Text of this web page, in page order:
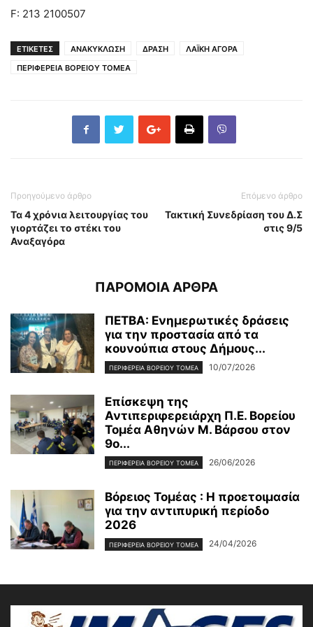
F: 213 2100507
ΕΤΙΚΕΤΕΣ ΑΝΑΚΥΚΛΩΣΗ ΔΡΑΣΗ
ΛΑΪΚΗ ΑΓΟΡΑ
ΠΕΡΙΦΕΡΕΙΑ ΒΟΡΕΙΟΥ ΤΟΜΕΑ
Προηγούμενο άρθρο
Τα 4 χρόνια λειτουργίας του
γιορτάζει το στέκι του
Αναξαγόρα
Επόμενο άρθρο
Τακτική Συνεδρίαση του Δ.Σ
στις 9/5
ΠΑΡΟΜΟΙΑ ΑΡΘΡΑ
ΠΕΤΒΑ: Ενημερωτικές δράσεις
για την προστασία από τα
κουνούπια στους Δήμους...
ΠΕΡΙΦΕΡΕΙΑ ΒΟΡΕΙΟΥ ΤΟΜΕΑ 10/07/2026
Επίσκεψη της
Αντιπεριφερειάρχη Π.Ε. Βορείου
Τομέα Αθηνών Μ. Βάρσου στον
9ο...
ΠΕΡΙΦΕΡΕΙΑ ΒΟΡΕΙΟΥ ΤΟΜΕΑ 26/06/2026
Βόρειος Τομέας : Η προετοιμασία
για την αντιπυρική περίοδο
2026
ΠΕΡΙΦΕΡΕΙΑ ΒΟΡΕΙΟΥ ΤΟΜΕΑ 24/04/2026